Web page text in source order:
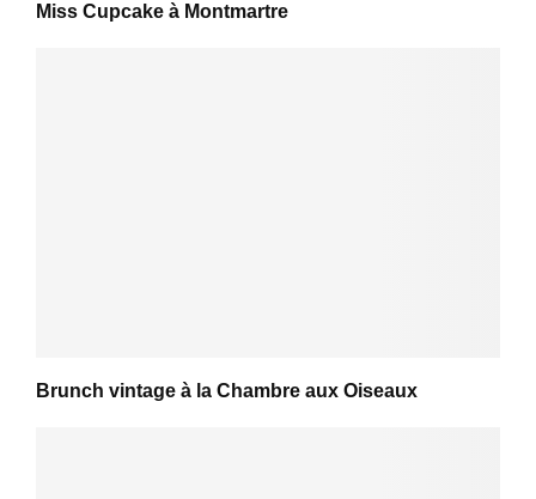
Miss Cupcake à Montmartre
Brunch vintage à la Chambre aux Oiseaux